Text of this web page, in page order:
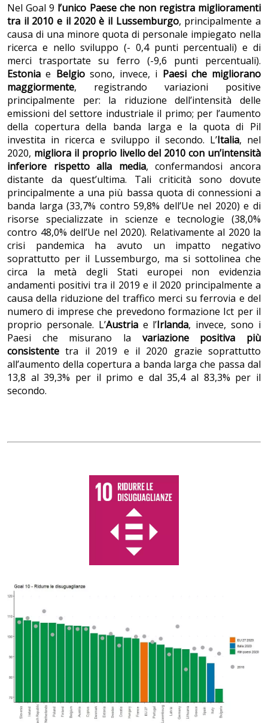
Nel Goal 9 l’unico Paese che non registra miglioramenti
tra il 2010 e il 2020 è il Lussemburgo, principalmente a
causa di una minore quota di personale impiegato nella
ricerca e nello sviluppo (- 0,4 punti percentuali) e di
merci trasportate su ferro (-9,6 punti percentuali).
Estoniae Belgio sono, invece, i Paesi che migliorano
maggiormente, registrando variazioni positive
principalmente per: la riduzione dell’intensità delle
emissioni del settore industriale il primo; per l’aumento
della copertura della banda larga e la quota di Pil
investita in ricerca e sviluppo il secondo. L’Italia, nel
2020, migliora il proprio livello del 2010 con un’intensità
inferiore rispetto alla media, confermandosi ancora
distante da quest’ultima. Tali criticità sono dovute
principalmente a una più bassa quota di connessioni a
banda larga (33,7% contro 59,8% dell’Ue nel 2020) e di
risorse specializzate in scienze e tecnologie (38,0%
contro 48,0% dell’Ue nel 2020). Relativamente al 2020 la
crisi pandemica ha avuto un impatto negativo
soprattutto per il Lussemburgo, ma si sottolinea che
circa la metà degli Stati europei non evidenzia
andamenti positivi tra il 2019 e il 2020 principalmente a
causa della riduzione del traffico merci su ferrovia e del
numero di imprese che prevedono formazione Ict per il
proprio personale. L’Austriae l’Irlanda, invece, sono i
Paesi che misurano la variazione positiva più
consistente tra il 2019 e il 2020 grazie soprattutto
all’aumento della copertura a banda larga che passa dal
13,8 al 39,3% per il primo e dal 35,4 al 83,3% per il
secondo.